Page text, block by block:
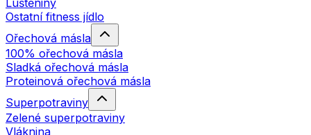
Luštěniny
Ostatní fitness jídlo
Ořechová másla
100% ořechová másla
Sladká ořechová másla
Proteinová ořechová másla
Superpotraviny
Zelené superpotraviny
Vláknina